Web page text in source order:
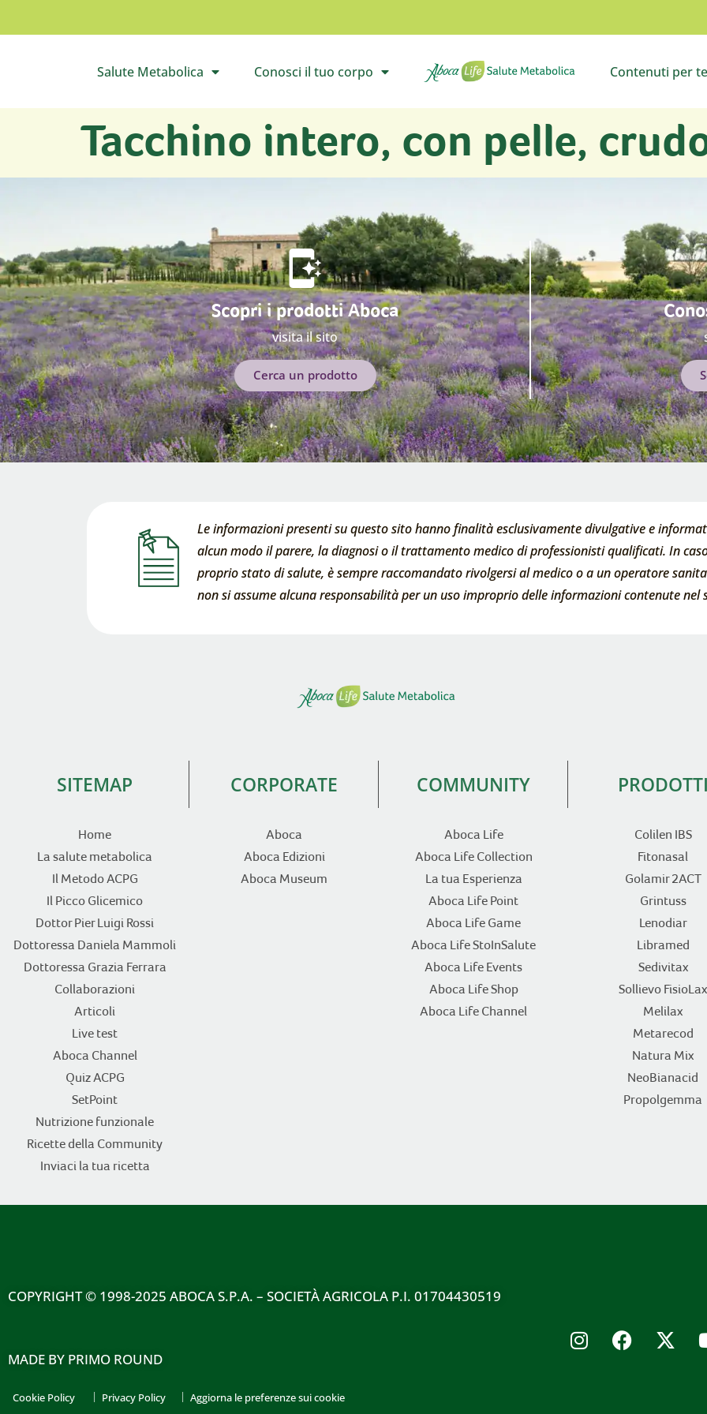
Apri il sottomenù
Salute Metabolica Apri il sottomenù
Conosci il tuo corpo Vai all’homepage Apri il
Contenuti per te
Tacchino intero, con pelle,
Scopri i prodotti Aboca
visita il sito
Cerca un prodotto
Le informazioni presenti su questo sito hanno finalità esclusivamente divulgative e
alcun modo il parere, la diagnosi o il trattamento medico di professionisti qualificati. In
proprio stato di salute, è sempre raccomandato rivolgersi al medico o a un operatore
non si assume alcuna responsabilità per un uso improprio delle informazioni contenute nel
SITEMAP
Home
La salute metabolica
Il Metodo ACPG
Il Picco Glicemico
Dottor Pier Luigi Rossi
Dottoressa Daniela Mammoli
Dottoressa Grazia Ferrara
Collaborazioni
Articoli
Live test
Aboca Channel
Quiz ACPG
SetPoint
Nutrizione funzionale
Ricette della Community
Inviaci la tua ricetta
CORPORATE
Aboca
Aboca Edizioni
Aboca Museum
COMMUNITY
Aboca Life
Aboca Life Collection
La tua Esperienza
Aboca Life Point
Aboca Life Game
Aboca Life StoInSalute
Aboca Life Events
Aboca Life Shop
Aboca Life Channel
Colilen IBS
Fitonasal
Golamir 2ACT
Grintuss
Lenodiar
Libramed
Sedivitax
Sollievo FisioLax
Melilax
Metarecod
Natura Mix
NeoBianacid
Propolgemma
COPYRIGHT© 1998-2025 ABOCA S.P.A. – SOCIETÀ AGRICOLA P.I. 01704430519
MADE BY PRIMO ROUND
Cookie Policy Privacy Policy Aggiorna le preferenze sui cookie